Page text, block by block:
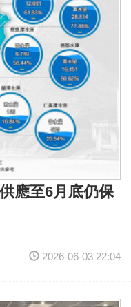
應至6月底仍保
2026-06-03 22:04